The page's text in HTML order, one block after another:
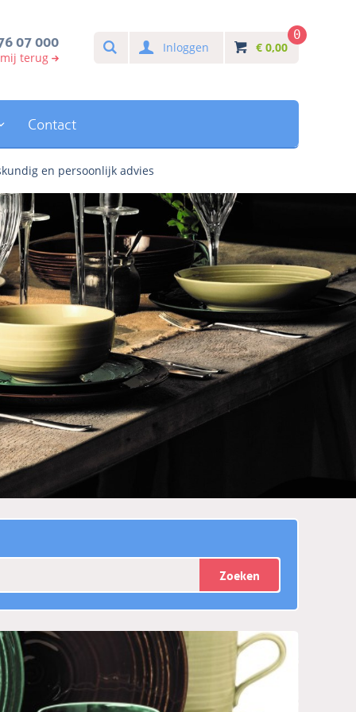
07 000
terug
SearchInloggen € 0,00
0
Contact
en persoonlijk advies
Zoeken